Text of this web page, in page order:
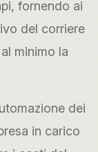
fornendo ai
del corriere
minimo la
dei
in carico